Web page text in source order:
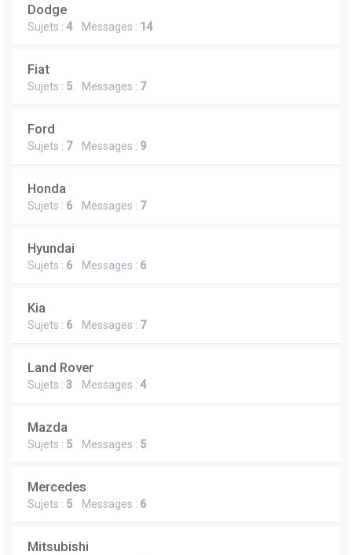
Dodge
Sujets : 4Messages : 14
Fiat
Sujets : 5 Messages : 7
Ford
Sujets : 7Messages : 9
Honda
Sujets : 6 Messages : 7
Hyundai
Sujets : 6 Messages : 6
Kia
Sujets : 6 Messages : 7
Land Rover
Sujets : 3 Messages : 4
Mazda
Sujets : 5 Messages : 5
Mercedes
Sujets : 5 Messages : 6
Mitsubishi